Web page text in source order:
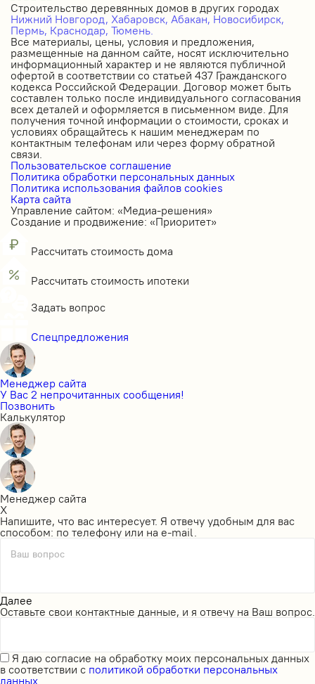
Строительство деревянных домов в других городах
Нижний Новгород, Хабаровск, Абакан, Новосибирск,
Пермь, Краснодар, Тюмень.
Все материалы, цены, условия и предложения,
размещенные на данном сайте, носят исключительно
информационный характер и не являются публичной
офертой в соответствии со статьей 437 Гражданского
кодекса Российской Федерации. Договор может быть
составлен только после индивидуального согласования
всех деталей и оформляется в письменном виде. Для
получения точной информации о стоимости, сроках и
условиях обращайтесь к нашим менеджерам по
контактным телефонам или через форму обратной
связи.
Пользовательское соглашение
Политика обработки персональных данных
Политика использования файлов cookies
Карта сайта
Управление сайтом: «Медиа-решения»
Создание и продвижение: «Приоритет»
Рассчитать стоимость дома
Рассчитать стоимость ипотеки
Задать вопрос
Спецпредложения
Менеджер сайта
У Вас 2 непрочитанных сообщения!
Позвонить
Калькулятор
Менеджер сайта
X
Напишите, что вас интересует. Я отвечу удобным для вас
способом: по телефону или на e-mail.
Ваш вопрос
Далее
Оставьте свои контактные данные, и я отвечу на Ваш вопрос.
Я даю согласие на обработку моих персональных данных
в соответствии с политикой обработки персональных
данных.